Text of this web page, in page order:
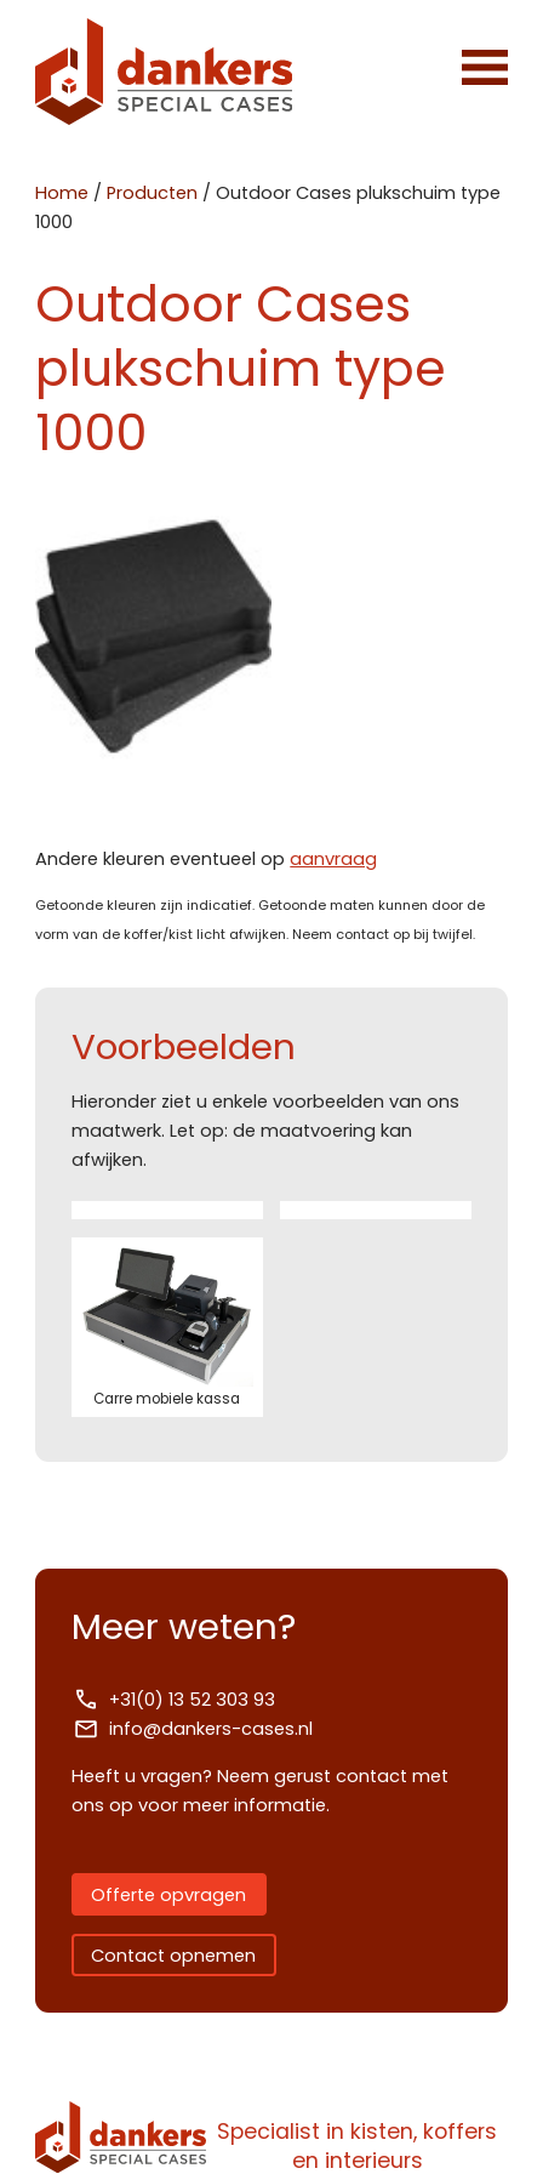
Home /Producten /Outdoor Cases plukschuim type
1000
Outdoor Cases
plukschuim type
1000
Andere kleuren eventueel opaanvraag
Getoonde kleuren zijn indicatief. Getoonde maten kunnen door de
vorm van de koffer/kist licht afwijken. Neem contact op bij twijfel.
Voorbeelden
Hieronder ziet u enkele voorbeelden van ons
maatwerk. Let op: de maatvoering kan
afwijken.
Carre mobiele kassa
Meer weten?
+31(0) 13 52 303 93
info@dankers-cases.nl
Heeft u vragen? Neem gerust contact met
ons op voor meer informatie.
Offerte opvragen
Contact opnemen
Specialist in kisten, koffers
en interieurs
Contact
Offerte